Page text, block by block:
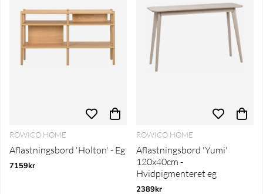
ROWICO HOME
Aflastningsbord 'Holton' - Eg
7159kr
ROWICO HOME
Aflastningsbord 'Yumi'
120x40cm -
Hvidpigmenteret eg
2389kr